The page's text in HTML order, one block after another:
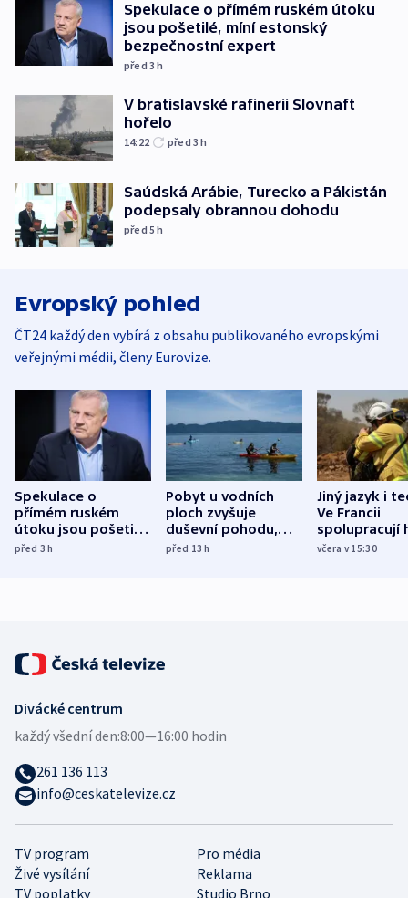
Spekulace o přímém ruském útoku
jsou pošetilé, míní estonský
bezpečnostní expert
před 3h
V bratislavské rafinerii Slovnaft
hořelo
14:22 před 3h
Saúdská Arábie, Turecko a Pákistán
podepsaly obrannou dohodu
před 5h
Evropský pohled
ČT24 každý den vybírá z obsahu publikovaného evropskými
veřejnými médii, členy Eurovize.
Spekulace o
přímém ruském
útoku jsou pošetilé,
míní estonský
před 3h
Pobyt u vodních
ploch zvyšuje
duševní pohodu,
ukázala
před 13h
Jiný jazyk i
Ve Francii
spolupracují
různých zemí
včera v 15:30
TV program
Pro média
Živé vysílání
Reklama
TV poplatky
Studio Brno
Divácké centrum
každý všední den:8:00—16:00 hodin
261 136 113
info@ceskatelevize.cz